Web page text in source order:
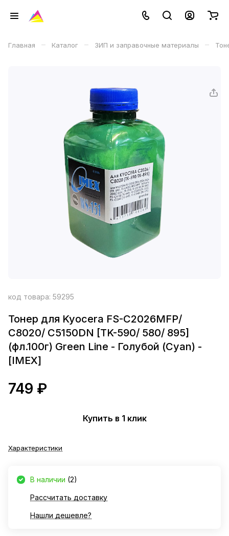
Главная – Каталог – ЗИП и заправочные материалы –
код товара: 59295
Тонер для Kyocera FS-C2026MFP/
C8020/ C5150DN [TK-590/ 580/ 895]
(фл.100г) Green Line - Голубой (Cyan) -
[IMEX]
749 ₽
Купить в 1 клик
Характеристики
В наличии (2)
Рассчитать доставку
Нашли дешевле?